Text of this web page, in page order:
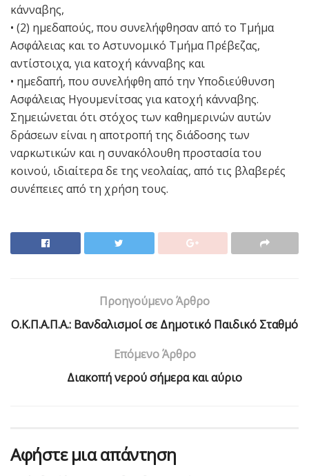
κάνναβης,
• (2) ημεδαπούς, που συνελήφθησαν από το Τμήμα
Ασφάλειας και το Αστυνομικό Τμήμα Πρέβεζας,
αντίστοιχα, για κατοχή κάνναβης και
• ημεδαπή, που συνελήφθη από την Υποδιεύθυνση
Ασφάλειας Ηγουμενίτσας για κατοχή κάνναβης.
Σημειώνεται ότι στόχος των καθημερινών αυτών
δράσεων είναι η αποτροπή της διάδοσης των
ναρκωτικών και η συνακόλουθη προστασία του
κοινού, ιδιαίτερα δε της νεολαίας, από τις βλαβερές
συνέπειες από τη χρήση τους.
Προηγούμενο Άρθρο
Ο.Κ.Π.Α.Π.Α.: Βανδαλισμοί σε Δημοτικό Παιδικό Σταθμό
Επόμενο Άρθρο
Διακοπή νερού σήμερα και αύριο
Αφήστε μια απάντηση